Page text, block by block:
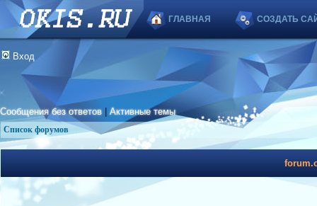
ГЛАВНАЯ СОЗДАТЬ
Вход
Сообщения без ответов |Активные темы
Список форумов